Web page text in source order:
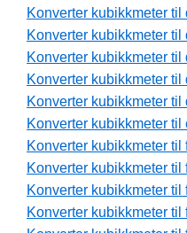
Konverter kubikkmeter til
Konverter kubikkmeter
Konverter kubikkmeter
Konverter kubikkmeter til
Konverter kubikkmeter til
Konverter kubikkmeter til
Konverter kubikkmeter til
Konverter kubikkmeter til
Konverter kubikkmeter til
Konverter kubikkmeter til